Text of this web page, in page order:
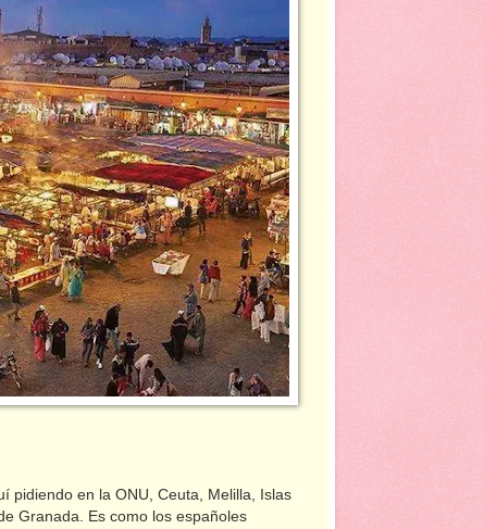
pidiendo en la ONU, Ceuta, Melilla, Islas
Granada. Es como los españoles